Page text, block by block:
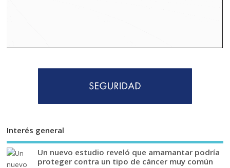
Interés general
Un nuevo estudio reveló que amamantar podría
proteger contra un tipo de cáncer muy común